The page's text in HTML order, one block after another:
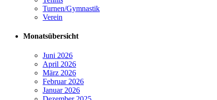
Turnen/Gymnastik
Verein
Monatsübersicht
Juni 2026
April 2026
März 2026
Februar 2026
Januar 2026